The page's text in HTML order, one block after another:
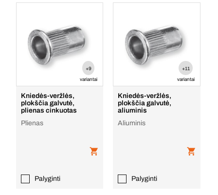
+9
variantai
Kniedės-veržlės,
plokščia galvutė,
plienas cinkuotas
Plienas
Palyginti
+11
variantai
Kniedės-veržlės,
plokščia galvutė,
aliuminis
Aliuminis
Palyginti